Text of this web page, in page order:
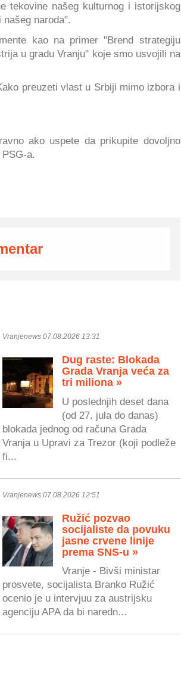
tekovine našeg kulturnog i istorijskog
naroda".
kao na primer "Brend strategiju
u gradu Vranju" koje smo usvojili na
preuzeti vlast u Srbiji mimo izbora i
ako uspete da prikupite dovoljno
a.
Vranjenews 07.08.2026 13:31
Dug raste: Blokada
Grada Vranja veća za
tri miliona »
U poslednjih deset dana
(od 27. jula do danas)
blokada jednog od računa Grada
Vranja u Upravi za Trezor (koji podleže
fi...
Vranjenews 07.08.2026 12:51
Ružić pozvao
socijaliste da povuku
jasne crvene linije
prema SNS-u »
Vranje - Bivši ministar
prosvete, socijalista Branko Ružić
ocenio je u intervjuu za austrijsku
agenciju APA da bi naredn...